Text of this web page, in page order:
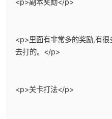
<p>副本奖励</p>
<p>里面有非常多的奖励,有
去打的。</p>
<p>关卡打法</p>